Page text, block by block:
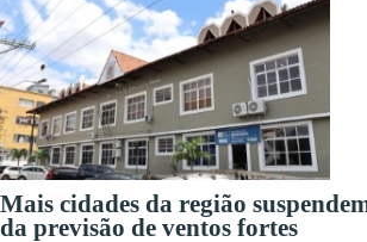
Mais cidades da região
da previsão de ventos fortes